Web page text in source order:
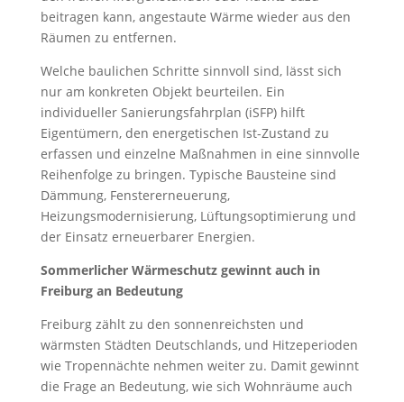
beitragen kann, angestaute Wärme wieder aus den
Räumen zu entfernen.
Welche baulichen Schritte sinnvoll sind, lässt sich
nur am konkreten Objekt beurteilen. Ein
individueller Sanierungsfahrplan (iSFP) hilft
Eigentümern, den energetischen Ist-Zustand zu
erfassen und einzelne Maßnahmen in eine sinnvolle
Reihenfolge zu bringen. Typische Bausteine sind
Dämmung, Fenstererneuerung,
Heizungsmodernisierung, Lüftungsoptimierung und
der Einsatz erneuerbarer Energien.
Sommerlicher Wärmeschutz gewinnt auch in
Freiburg an Bedeutung
Freiburg zählt zu den sonnenreichsten und
wärmsten Städten Deutschlands, und Hitzeperioden
wie Tropennächte nehmen weiter zu. Damit gewinnt
die Frage an Bedeutung, wie sich Wohnräume auch